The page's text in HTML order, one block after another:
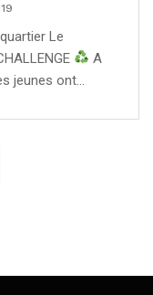
Le
A
jeunes ont…